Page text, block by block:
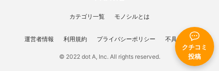
クチコミ
投稿
カテゴリ一覧 モノシルとは
運営者情報 利用規約 プライバシーポリシー 不具合報告
© 2022 dot A, Inc. All rights reserved.